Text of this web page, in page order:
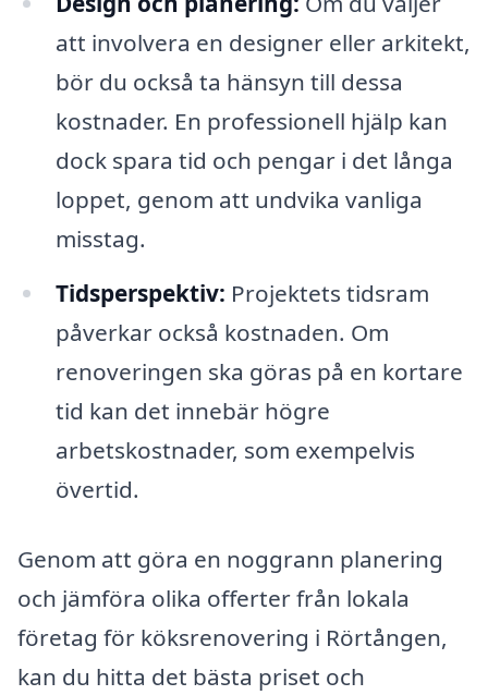
att involvera en designer eller arkitekt,
bör du också ta hänsyn till dessa
kostnader. En professionell hjälp kan
dock spara tid och pengar i det långa
loppet, genom att undvika vanliga
misstag.
Tidsperspektiv: Projektets tidsram
påverkar också kostnaden. Om
renoveringen ska göras på en kortare
tid kan det innebär högre
arbetskostnader, som exempelvis
övertid.
Genom att göra en noggrann planering
och jämföra olika offerter från lokala
företag för köksrenovering i Rörtången,
kan du hitta det bästa priset och